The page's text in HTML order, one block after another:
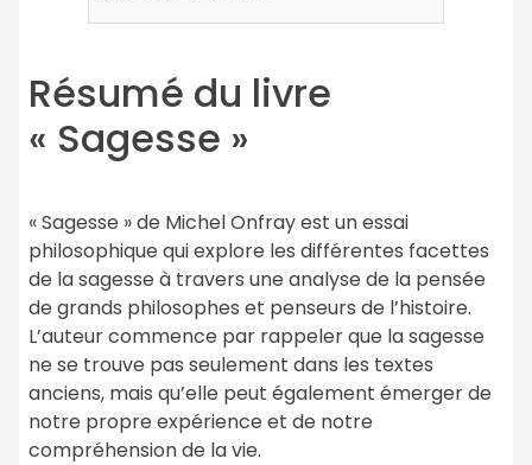
Résumé du livre
« Sagesse »
« Sagesse » de Michel Onfray est un essai
philosophique qui explore les différentes facettes
de la sagesse à travers une analyse de la pensée
de grands philosophes et penseurs de l’histoire.
L’auteur commence par rappeler que la sagesse
ne se trouve pas seulement dans les textes
anciens, mais qu’elle peut également émerger de
notre propre expérience et de notre
compréhension de la vie.